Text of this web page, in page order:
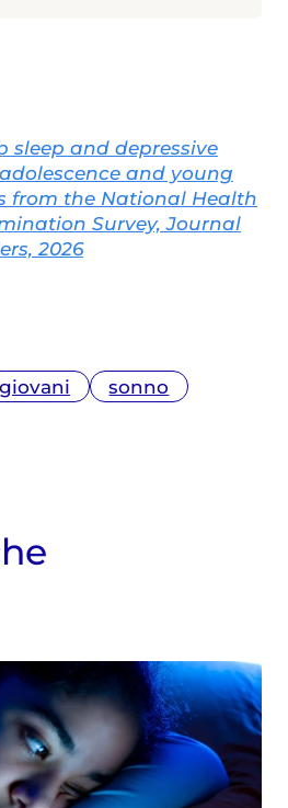
giovani sonno
materno-
sleep and depressive
and young
from the National Health
Survey, Journal
2026